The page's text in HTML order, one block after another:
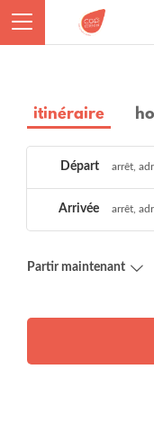
itinéraire
itinéraire
Départ
Arrivée
Partir maintenant
Panneau de gestion des